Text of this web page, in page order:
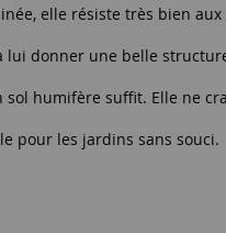
elle résiste très bien
lui donner une belle
humifère suffit. Elle ne
pour les jardins sans souci.